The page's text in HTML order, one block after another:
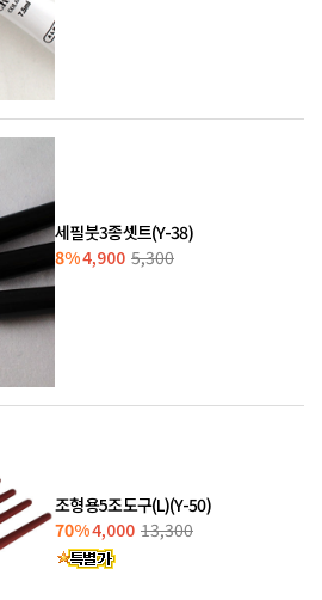
세필붓3종셋트(Y-38)
8%4,900 5,300
조형용5조도구(L)(Y-50)
70%4,000 13,300